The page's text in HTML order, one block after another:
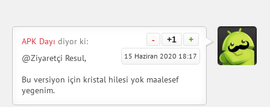
- +1 +
APK Dayı diyor ki:
15 Haziran 2020 18:17
@Ziyaretçi Resul,
Bu versiyon için kristal hilesi yok maalesef
yegenim.